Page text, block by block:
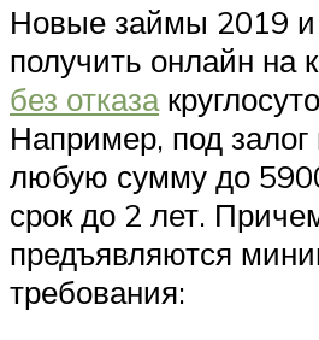
Новые займы 2019
получить онлайн на
без отказа
Например, под
любую сумму до
срок до 2 лет.
предъявляются
требования: